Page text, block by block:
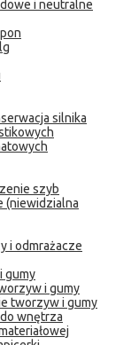
i neutralne
silnika
szyb
(niewidzialna
i odmrażacze
gumy
i gumy
tworzyw i gumy
wnętrza